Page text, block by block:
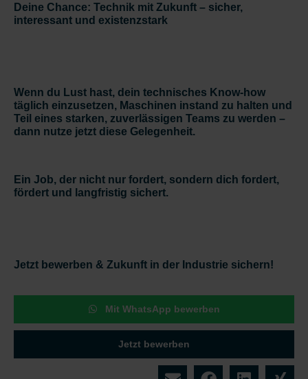
Deine Chance: Technik mit Zukunft – sicher,
interessant und existenzstark
Wenn du Lust hast, dein technisches Know-how
täglich einzusetzen, Maschinen instand zu halten und
Teil eines starken, zuverlässigen Teams zu werden –
dann nutze jetzt diese Gelegenheit.
Ein Job, der nicht nur fordert, sondern dich fordert,
fördert und langfristig sichert.
Jetzt bewerben & Zukunft in der Industrie sichern!
Mit WhatsApp bewerben
Jetzt bewerben